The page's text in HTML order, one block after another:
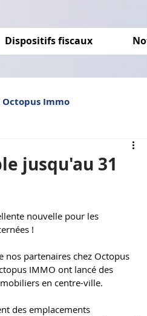
Dispositifs fiscaux
Octopus Immo
optimisation
jusqu'au 31
nouvelle pour les
!
nos partenaires chez Octopus
IMMO ont lancé des
en centre-ville.
des emplacements